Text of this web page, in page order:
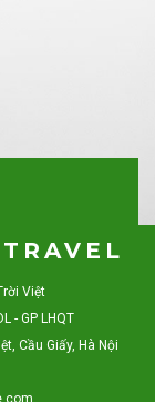
Việt
- GP LHQT
Cầu Giấy, Hà Nội